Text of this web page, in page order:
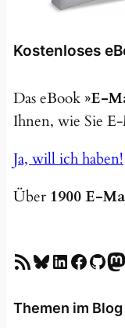
Kostenloses
Das eBook »E-
Ihnen, wie Sie
Ja, will ich haben!
Über 1900 E-
RSS-Feed Bluesky LinkedIn Facebook GitHub Mastodon
Themen im Blog